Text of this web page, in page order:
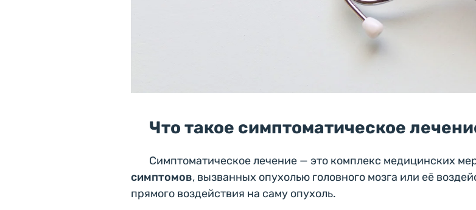
Что такое симптоматическое
Симптоматическое лечение — это комплекс медицинских
симптомов, вызванных опухолью головного мозга или её
прямого воздействия на саму опухоль.